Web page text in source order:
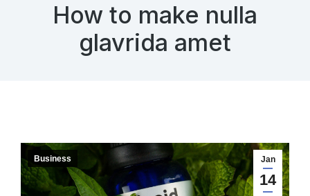
How to make nulla
glavrida amet
Jan
14
Business